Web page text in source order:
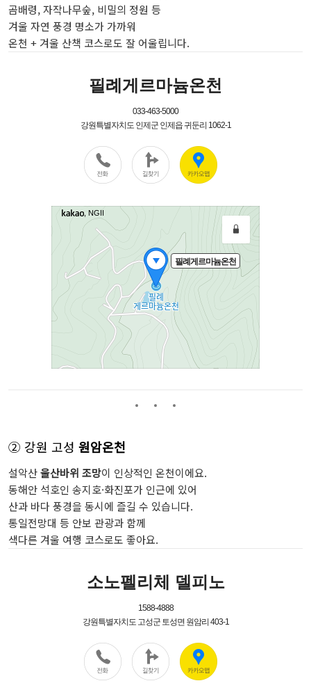
곰배령, 자작나무숲, 비밀의 정원 등
겨울 자연 풍경 명소가 가까워
온천 + 겨울 산책 코스로도 잘 어울립니다.
② 강원 고성 원암온천
설악산울산바위 조망이 인상적인 온천이에요.
동해안 석호인 송지호·화진포가 인근에 있어
산과 바다 풍경을 동시에 즐길 수 있습니다.
통일전망대 등 안보 관광과 함께
색다른 겨울 여행 코스로도 좋아요.